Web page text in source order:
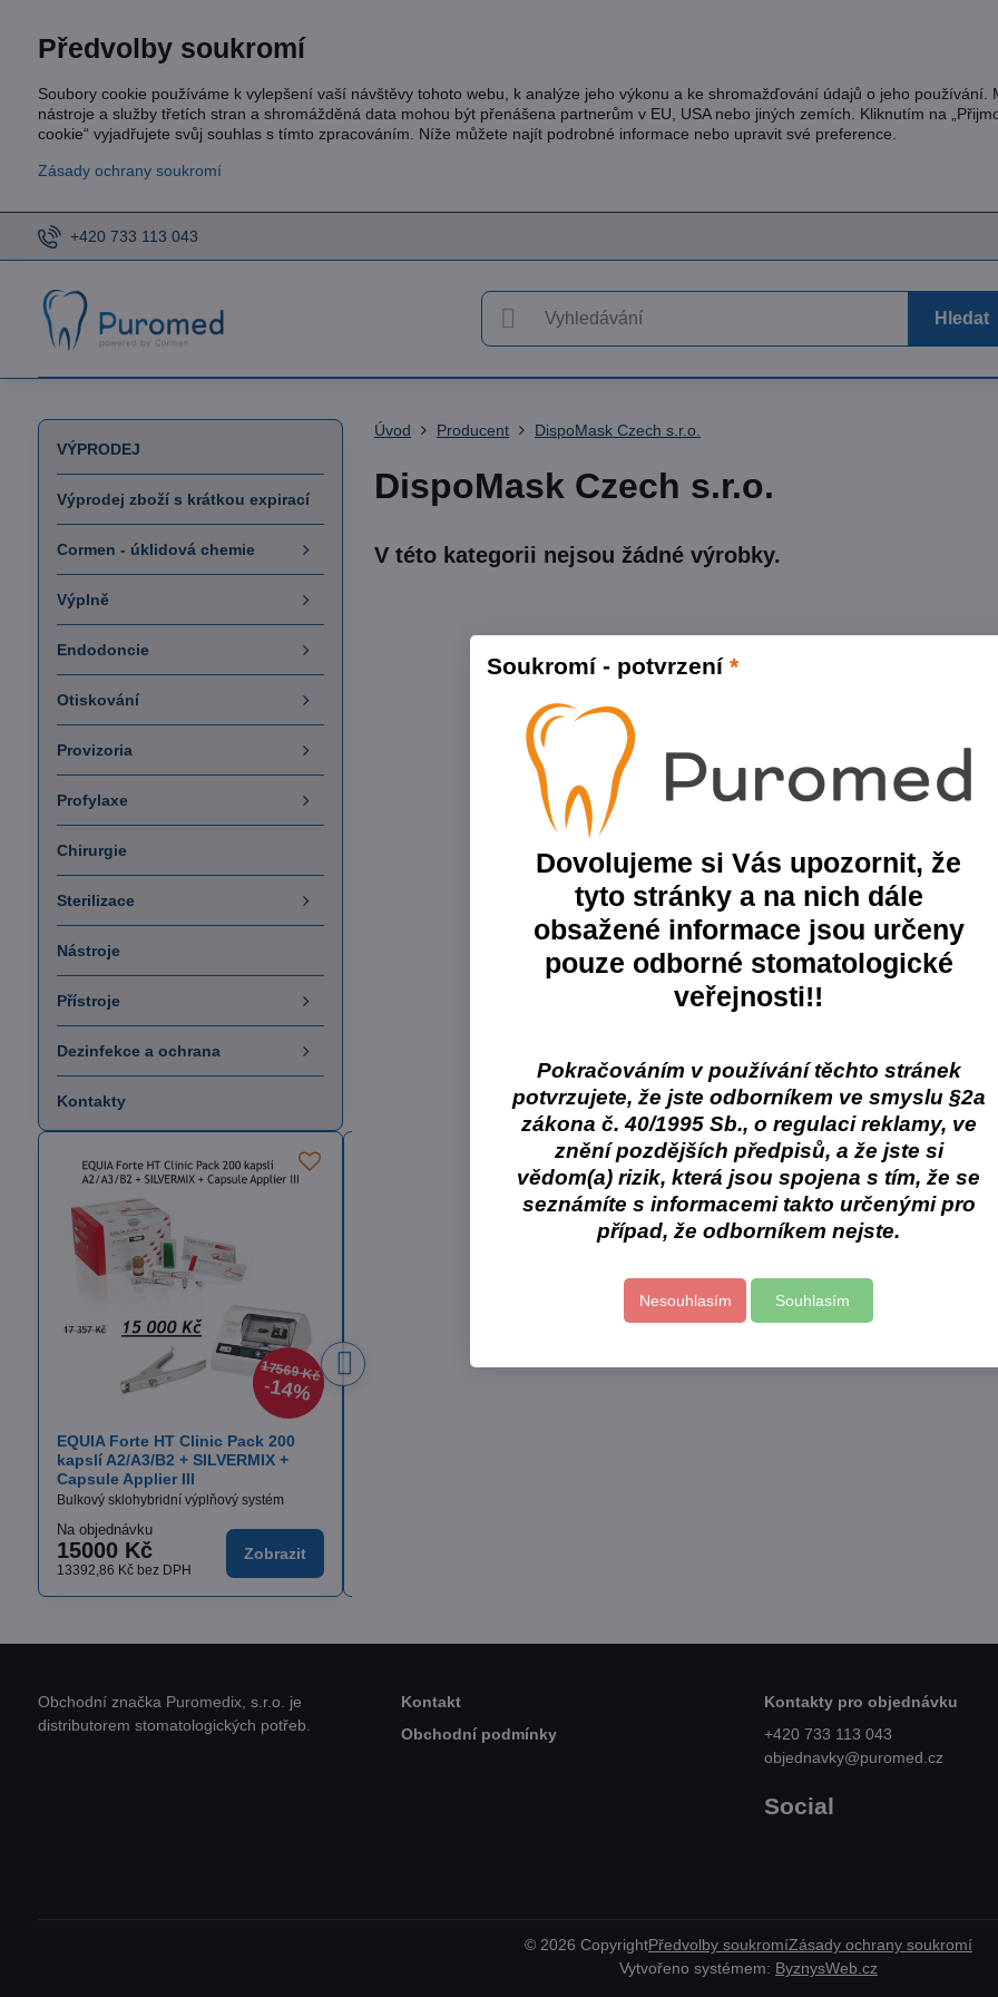
+420 733 113 043
Hledat
Úvod Producent DispoMask Czech s.r.o.
DispoMask Czech s.r.o.
VÝPRODEJ
Výprodej zboží s krátkou expirací
Cormen - úklidová chemie
Výplně
Endodoncie
Otiskování
Provizoria
Profylaxe
Chirurgie
Sterilizace
Nástroje
Přístroje
Dezinfekce a ochrana
Kontakty
17569 Kč
14%
EQUIA Forte HT Clinic Pack 200
kapslí A2/A3/B2 + SILVERMIX +
Capsule Applier III
Bulkový sklohybridní výplňový systém
Na objednávku
15000 Kč
13392,86 Kč bez DPH
Zobrazit
Obchodní značka Puromedix, s.r.o. je
distributorem stomatologických potřeb.
Kontakt
Obchodní podmínky
Kontakty pro objednávku
+420 733 113 043
objednavky@puromed.cz
Social
© 2026 CopyrightPředvolby soukromíZásady ochrany soukromí
Vytvořeno systémem: ByznysWeb.cz
Předvolby soukromí
Soubory cookie používáme k vylepšení vaší návštěvy tohoto webu, k analýze jeho výkonu a ke shromažďování údajů o jeho používání.
nástroje a služby třetích stran a shromážděná data mohou být přenášena partnerům v EU, USA nebo jiných zemích. Kliknutím na
cookie“ vyjadřujete svůj souhlas s tímto zpracováním. Níže můžete najít podrobné informace nebo upravit své preference.
Zásady ochrany soukromí
Soukromí - potvrzení *
Dovolujeme si Vás upozornit, že
tyto stránky a na nich dále
obsažené informace jsou určeny
pouze odborné stomatologické
veřejnosti!!
Pokračováním v používání těchto stránek
potvrzujete, že jste odborníkem ve smyslu §2a
zákona č. 40/1995 Sb., o regulaci reklamy, ve
znění pozdějších předpisů, a že jste si
vědom(a) rizik, která jsou spojena s tím, že se
seznámíte s informacemi takto určenými pro
případ, že odborníkem nejste.
Nesouhlasím Souhlasím